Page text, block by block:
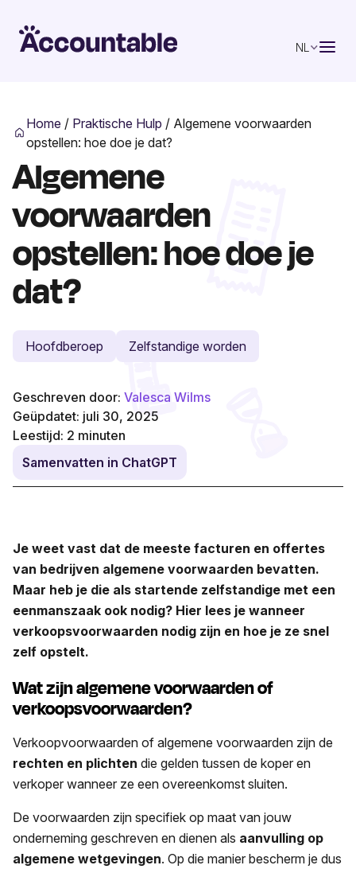
NL
Home / Praktische Hulp / Algemene voorwaarden
opstellen: hoe doe je dat?
Algemene
voorwaarden
opstellen: hoe doe je
dat?
Hoofdberoep Zelfstandige worden
Geschreven door: Valesca Wilms
Geüpdatet: juli 30, 2025
Leestijd: 2 minuten
Samenvatten in ChatGPT
Je weet vast dat de meeste facturen en offertes
van bedrijven algemene voorwaarden bevatten.
Maar heb je die als startende zelfstandige met een
eenmanszaak ook nodig? Hier lees je wanneer
verkoopsvoorwaarden nodig zijn en hoe je ze snel
zelf opstelt.
Wat zijn algemene voorwaarden of
verkoopsvoorwaarden?
Verkoopvoorwaarden of algemene voorwaarden zijn de
rechten en plichten die gelden tussen de koper en
verkoper wanneer ze een overeenkomst sluiten.
De voorwaarden zijn specifiek op maat van jouw
onderneming geschreven en dienen als aanvulling op
algemene wetgevingen. Op die manier bescherm je dus